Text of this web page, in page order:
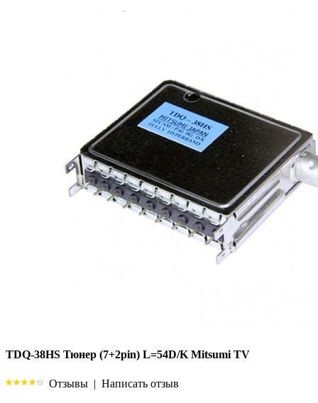
TDQ-38HS Тюнер (7+2pin) L=54D/K Mitsumi TV
Отзывы | Написать отзыв